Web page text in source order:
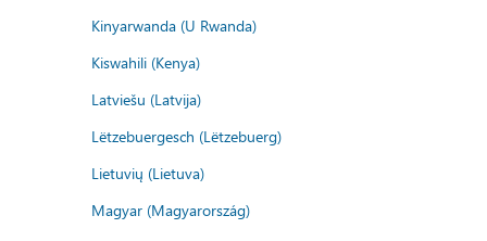
Kinyarwanda (U Rwanda)
Kiswahili (Kenya)
Latviešu (Latvija)
Lëtzebuergesch (Lëtzebuerg)
Lietuvių (Lietuva)
Magyar (Magyarország)